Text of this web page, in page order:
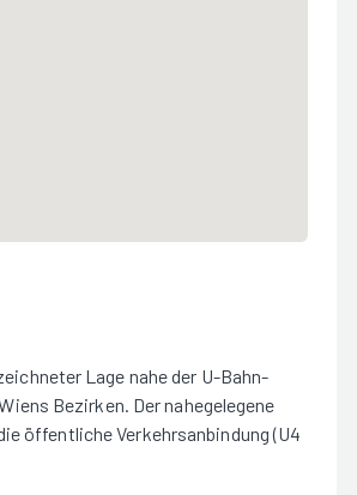
Lage nahe der U-Bahn-
Bezirken. Der nahegelegene
öffentliche Verkehrsanbindung (U4